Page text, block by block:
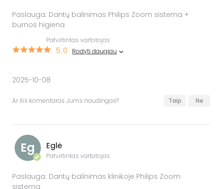
Paslauga: Dantų balinimas Philips Zoom sistema +
burnos higiena
Patvirtintas vartotojas
5.0 Rodyti daugiau
2025-10-08
Ar šis komentaras Jums naudingas? Taip Ne
Eg
✔
Eglė
Patvirtintas vartotojas
Paslauga: Dantų balinimas klinikoje Philips Zoom
sistema